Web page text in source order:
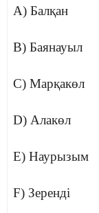
A) Балқан
B) Баянауыл
C) Марқакөл
D) Алакөл
E) Наурызым
F) Зеренді